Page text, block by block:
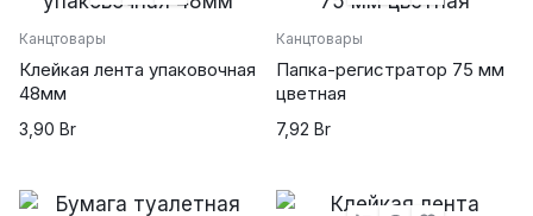
Канцтовары
Клейкая лента упаковочная
48мм
3,90 Br
Канцтовары
Папка-регистратор 75 мм
цветная
7,92 Br